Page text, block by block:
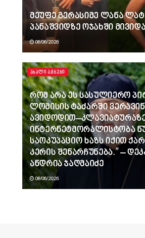
მეუფე გერასიმე ლანა
პანაშვიდზე ოჯახში მივიდა
08/06/2026
ᲐᲮᲐᲚᲘ ᲐᲛᲑᲔᲑᲘ
რომ არა ეს სასულიერო
ლომისის ტაძარში ვერავინ
ინტერნეტმორალისტობა
საოკუპაციო ხაზს იქით
კერის შენარჩუნება.” –
ანდრია ჯაღმაიძე
08/06/2026